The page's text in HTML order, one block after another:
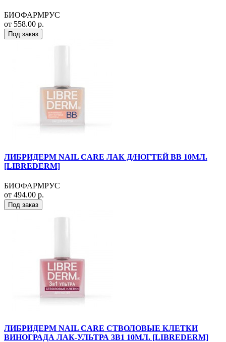
БИОФАРМРУС
от 558.00 р.
Под заказ
ЛИБРИДЕРМ NAIL CARE ЛАК Д/НОГТЕЙ ВВ 10МЛ.
[LIBREDERM]
БИОФАРМРУС
от 494.00 р.
Под заказ
ЛИБРИДЕРМ NAIL CARE СТВОЛОВЫЕ КЛЕТКИ
ВИНОГРАДА ЛАК-УЛЬТРА 3В1 10МЛ. [LIBREDERM]